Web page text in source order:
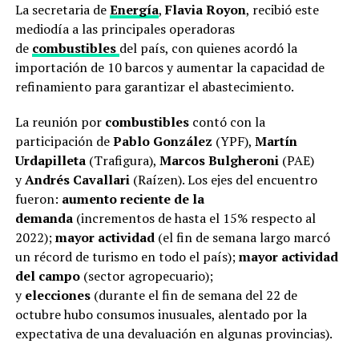
La secretaria deEnergía,Flavia Royon, recibió este
mediodía a las principales operadoras
de combustibles del país, con quienes acordó la
importación de 10 barcos y aumentar la capacidad de
refinamiento para garantizar el abastecimiento.
La reunión por combustibles contó con la
participación dePablo González (YPF), Martín
Urdapilleta(Trafigura), Marcos Bulgheroni(PAE)
yAndrés Cavallari(Raízen). Los ejes del encuentro
fueron: aumento reciente de la
demanda(incrementos de hasta el 15% respecto al
2022);mayor actividad(el fin de semana largo marcó
un récord de turismo en todo el país);mayor actividad
del campo(sector agropecuario);
yelecciones (durante el fin de semana del 22 de
octubre hubo consumos inusuales, alentado por la
expectativa de una devaluación en algunas provincias).